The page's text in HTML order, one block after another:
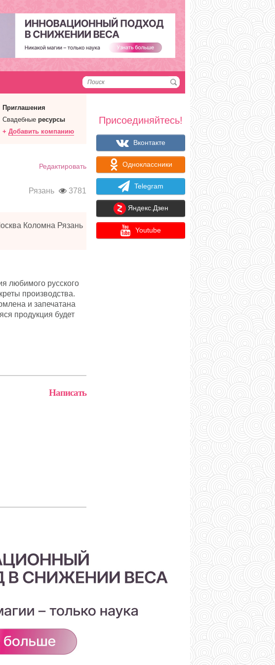
Приглашения
Свадебные ресурсы
+ Добавить компанию
Редактировать
Рязань 3781
Коломна Рязань
любимого русского
производства.
и запечатана
продукция будет
Написать
Присоединяйтесь!
Вконтакте
Одноклассники
Telegram
Яндекс.Дзен
Youtube